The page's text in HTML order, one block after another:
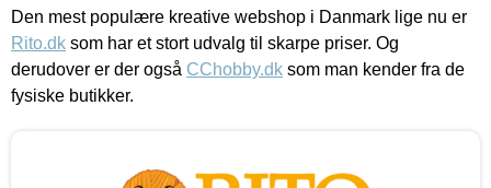
Den mest populære kreative webshop i Danmark lige nu er
Rito.dk som har et stort udvalg til skarpe priser. Og
derudover er der også CChobby.dk som man kender fra de
fysiske butikker.